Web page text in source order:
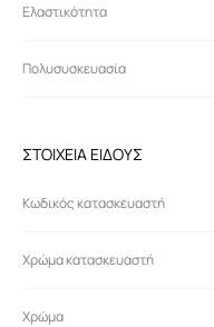
Ελαστικότητα
Πολυσυσκευασία
ΣΤΟΙΧΕΙΑ ΕΙΔΟΥΣ
Κωδικός κατασκευαστή
Χρώμα κατασκευαστή
Χρώμα